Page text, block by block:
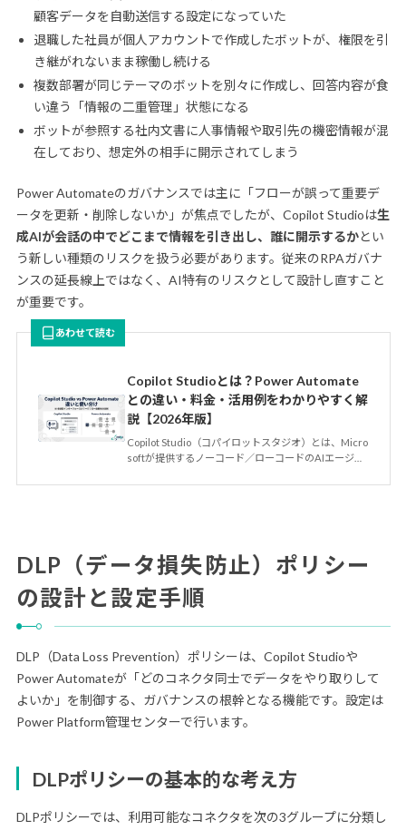
顧客データを自動送信する設定になっていた
退職した社員が個人アカウントで作成したボットが、権限を引
き継がれないまま稼働し続ける
複数部署が同じテーマのボットを別々に作成し、回答内容が食
い違う「情報の二重管理」状態になる
ボットが参照する社内文書に人事情報や取引先の機密情報が混
在しており、想定外の相手に開示されてしまう
Power Automateのガバナンスでは主に「フローが誤って重要デ
ータを更新・削除しないか」が焦点でしたが、Copilot Studioは生
成AIが会話の中でどこまで情報を引き出し、誰に開示するかとい
う新しい種類のリスクを扱う必要があります。従来のRPAガバナ
ンスの延長線上ではなく、AI特有のリスクとして設計し直すこと
が重要です。
あわせて読む
Copilot Studioとは？Power Automate
との違い・料金・活用例をわかりやすく解
説【2026年版】
Copilot Studio（コパイロットスタジオ）とは、Micro
softが提供するノーコード／ローコードのAIエージ…
DLP（データ損失防止）ポリシー
の設計と設定手順
DLP（Data Loss Prevention）ポリシーは、Copilot Studioや
Power Automateが「どのコネクタ同士でデータをやり取りして
よいか」を制御する、ガバナンスの根幹となる機能です。設定は
Power Platform管理センターで行います。
DLPポリシーの基本的な考え方
DLPポリシーでは、利用可能なコネクタを次の3グループに分類し